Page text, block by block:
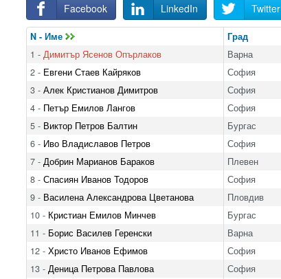
Facebook LinkedIn Twitter
N - Име Град
1 - Димитър Ясенов Опърлаков Варна
2 - Евгени Стаев Кайряков София
3 - Алек Кристианов Димитров София
4 - Петър Емилов Лангов София
5 - Виктор Петров Балтин Бургас
6 - Иво Владиславов Петров София
7 - Добрин Марианов Бараков Плевен
8 - Спасиян Иванов Тодоров София
9 - Василена Александрова Цветанова Пловдив
10 - Кристиан Емилов Минчев Бургас
11 - Борис Василев Геренски Варна
12 - Христо Иванов Ефимов София
13 - Деница Петрова Павлова София